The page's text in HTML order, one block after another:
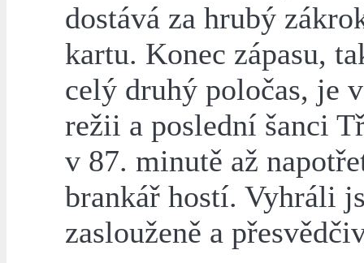
dostává za hrubý
kartu. Konec zápasu,
celý druhý poločas, je
režii a poslední šanci
v 87. minutě až
brankář hostí. Vyhráli
zaslouženě a